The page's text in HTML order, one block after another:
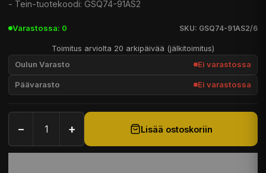
- Tein-tuotekoodi: GSQ74-91AS2
Varastossa: 0 SKU: GSQ74-91AS2/6
Toimitus arviolta 20 arkipäivää (jälkitoimitus)
Oulun Varasto Ei varastossa
Päävarasto Ei varastossa
− + Lisää ostoskoriin